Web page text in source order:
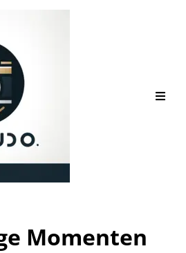
Momenten